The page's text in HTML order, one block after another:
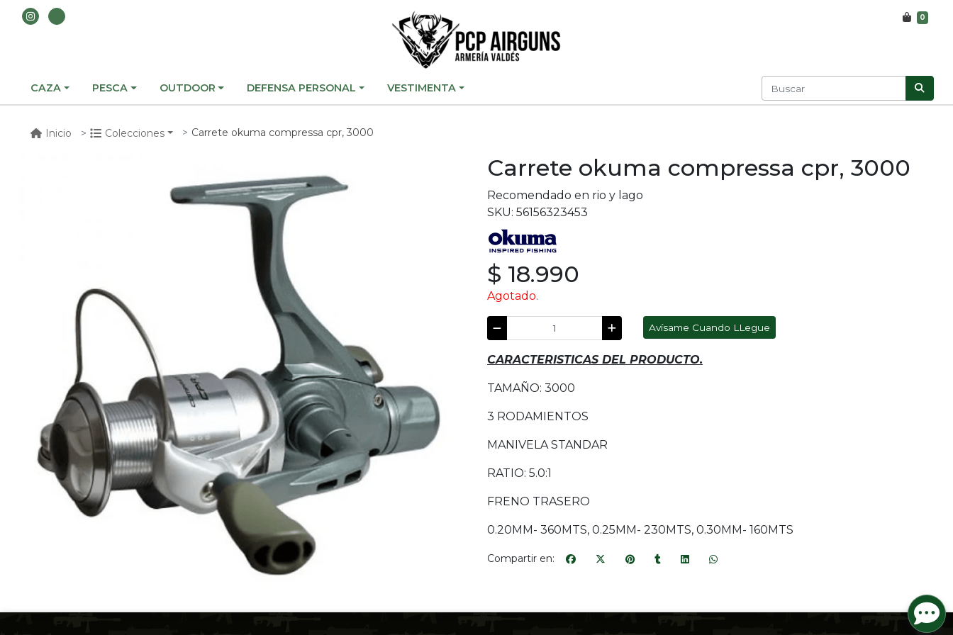
0
CAZA PESCA OUTDOOR DEFENSA PERSONAL VESTIMENTA
Inicio Colecciones Carrete okuma compressa cpr, 3000
Carrete okuma compressa cpr, 3000
Recomendado en rio y lago
SKU: 56156323453
$ 18.990
Agotado.
Avísame Cuando LLegue
CARACTERISTICAS DEL PRODUCTO.
TAMAÑO: 3000
3 RODAMIENTOS
MANIVELA STANDAR
RATIO: 5.0:1
FRENO TRASERO
0.20MM- 360MTS, 0.25MM- 230MTS, 0.30MM- 160MTS
Compartir en: